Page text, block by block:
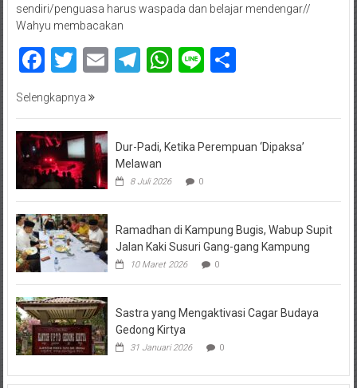
sendiri/penguasa harus waspada dan belajar mendengar//
Wahyu membacakan
Facebook
Twitter
EmailTelegram
WhatsApp
LineShare
Selengkapnya
Dur-Padi, Ketika Perempuan ‘Dipaksa’
Melawan
8 Juli 2026 0
Ramadhan di Kampung Bugis, Wabup Supit
Jalan Kaki Susuri Gang-gang Kampung
10 Maret 2026 0
Sastra yang Mengaktivasi Cagar Budaya
Gedong Kirtya
31 Januari 2026 0